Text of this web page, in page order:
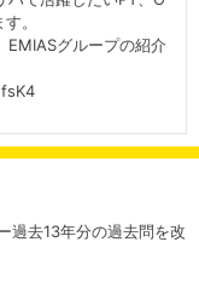
。
EMIASグループの紹介
過去13年分の過去問を改